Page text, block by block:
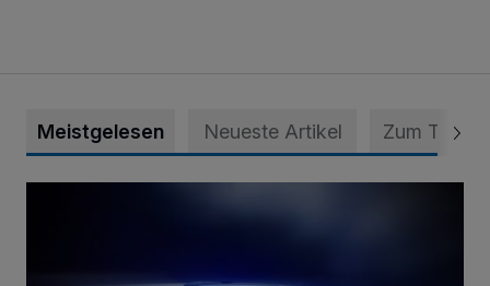
Meistgelesen Neueste Artikel Zum Thema